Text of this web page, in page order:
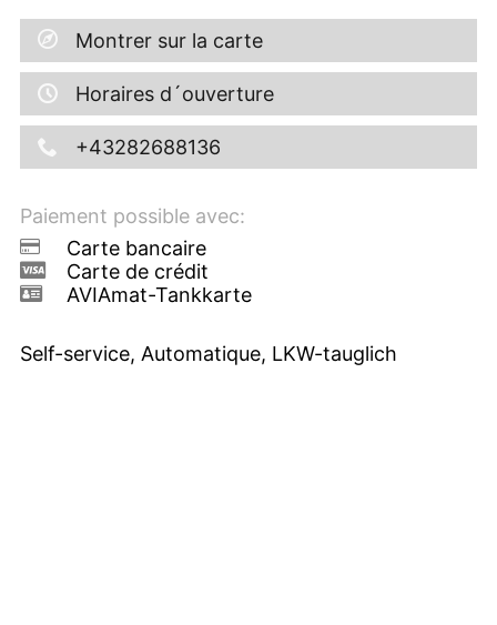
Montrer sur la carte
Horaires d´ouverture
+43282688136
Paiement possible avec:
Carte bancaire
Carte de crédit
AVIAmat-Tankkarte
Self-service, Automatique, LKW-tauglich